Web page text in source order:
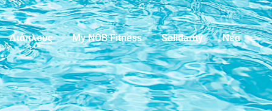
Διάπλους My NOB Fitness Solidarity
Νέα